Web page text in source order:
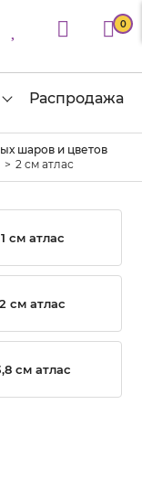
0
Распродажа
шаров и цветов
2 см атлас
1 см атлас
2 см атлас
см атлас